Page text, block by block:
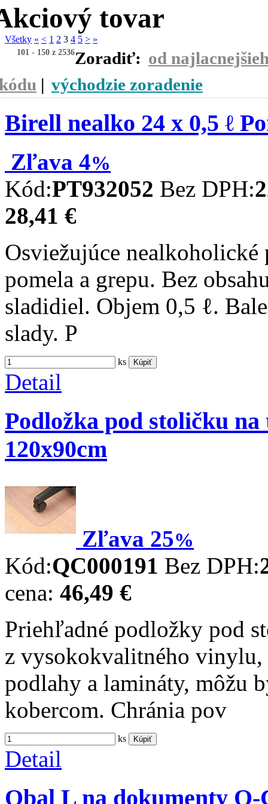
tovar
Všetky « < 1 2 3 4 5 > »
101 - 150 z 2536Zoradiť: od
| východzie zoradenie
Birell nealko 24 x 0,5 ℓ
Zľava 4%
Kód:PT932052 Bez DPH:
28,41 €
Osviežujúce
pomela a grepu. Bez
sladidiel. Objem 0,5 ℓ.
slady. P
ks Kúpiť
Detail
Podložka pod stoličku
120x90cm
Zľava 25%
Kód:QC000191 Bez DPH:
cena: 46,49 €
Priehľadné podložky pod
z vysokokvalitného vinylu,
podlahy a lamináty, môžu
kobercom. Chránia pov
ks Kúpiť
Detail
Obal L na dokumenty